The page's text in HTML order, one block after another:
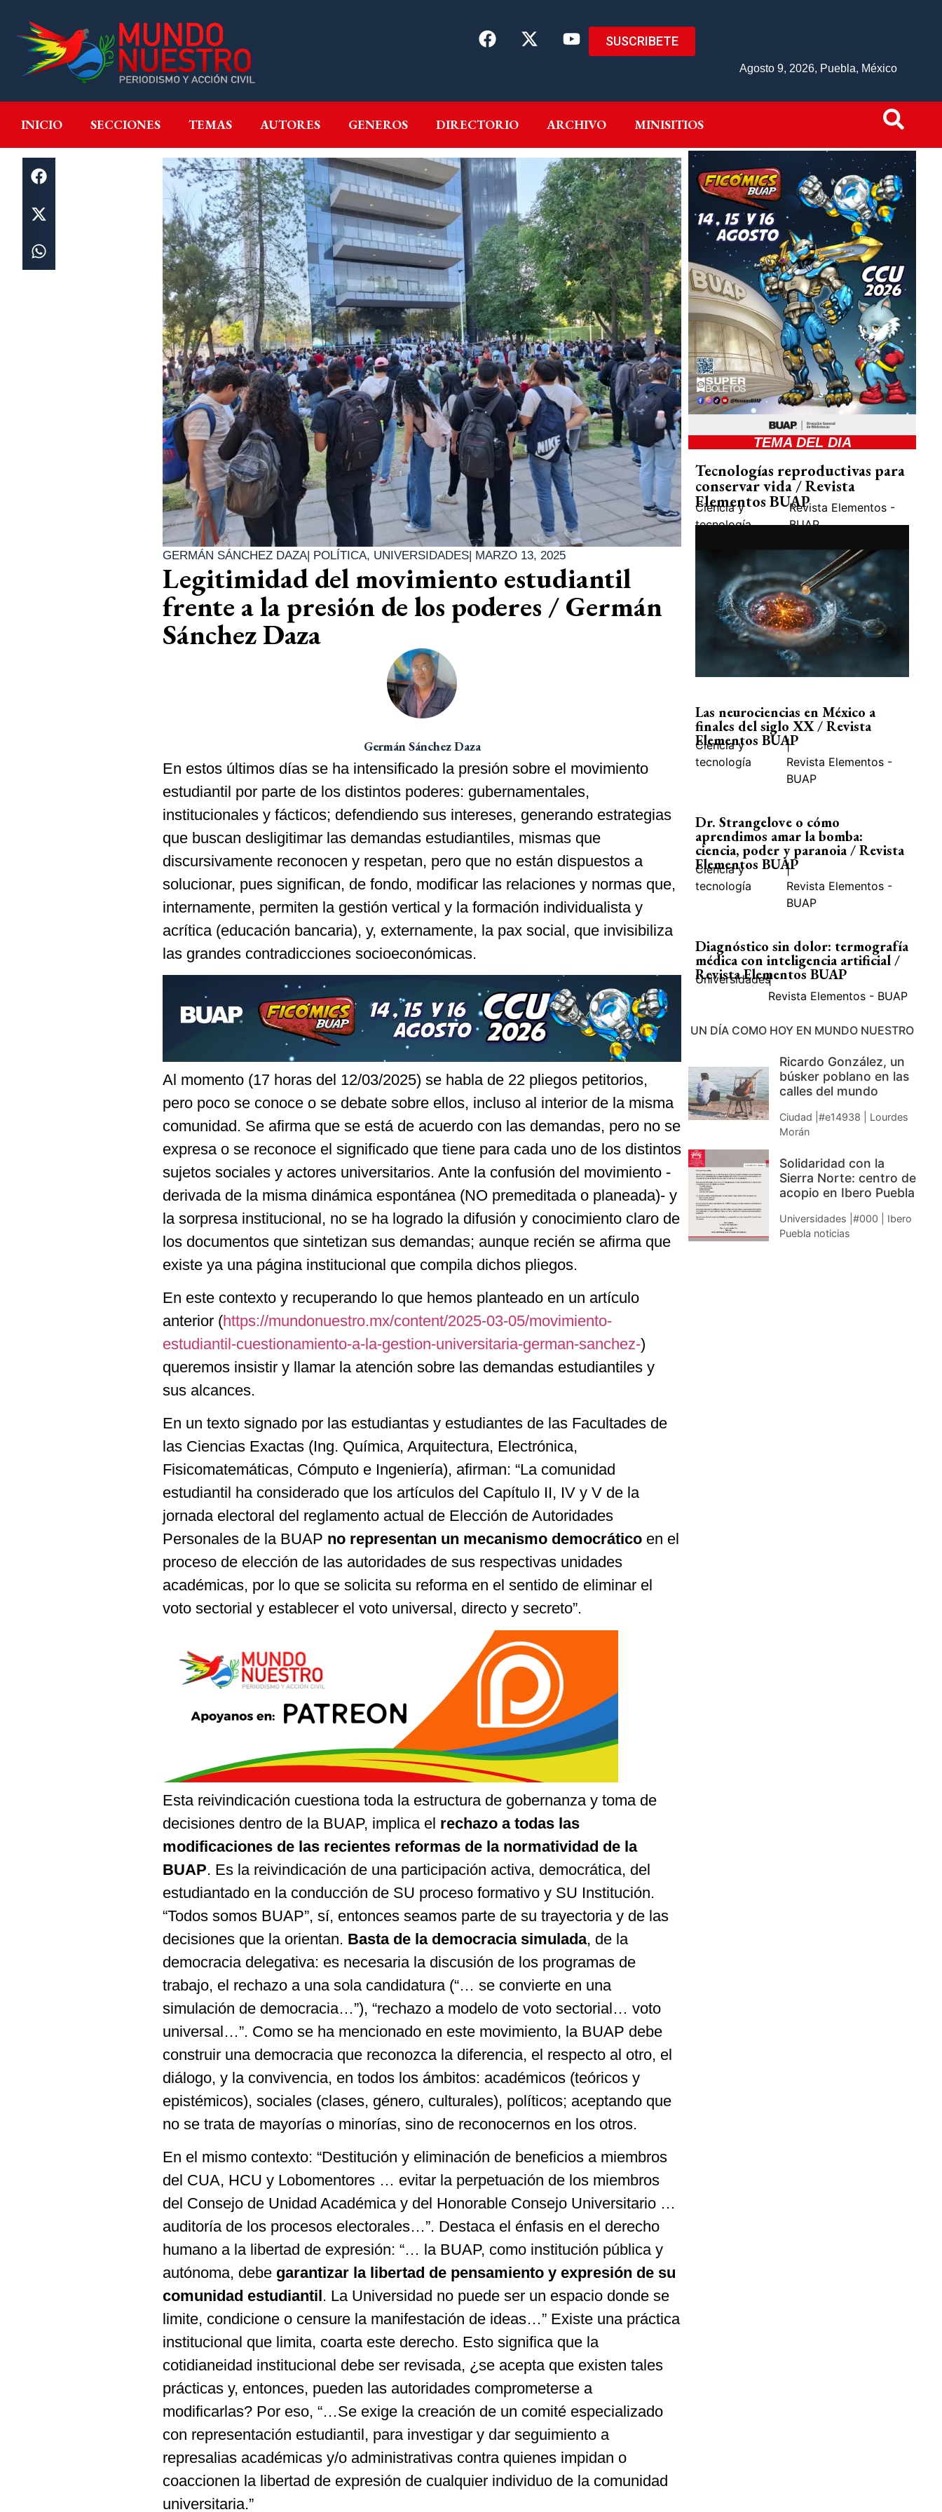
SUSCRIBETE
Agosto 9, 2026, Puebla, México
INICIO SECCIONES TEMAS AUTORES GENEROS DIRECTORIO ARCHIVO MINISITIOS
INICIO SECCIONES GENEROS DIRECTORIO ARCHIVO MINISITIOS
GERMÁN SÁNCHEZ DAZA| POLÍTICA, UNIVERSIDADES| MARZO 13, 2025
Legitimidad del movimiento estudiantil
frente a la presión de los poderes / Germán
Sánchez Daza
Germán Sánchez Daza
En estos últimos días se ha intensificado la presión sobre el movimiento
estudiantil por parte de los distintos poderes: gubernamentales,
institucionales y fácticos; defendiendo sus intereses, generando estrategias
que buscan desligitimar las demandas estudiantiles, mismas que
discursivamente reconocen y respetan, pero que no están dispuestos a
solucionar, pues significan, de fondo, modificar las relaciones y normas que,
internamente, permiten la gestión vertical y la formación individualista y
acrítica (educación bancaria), y, externamente, la pax social, que invisibiliza
las grandes contradicciones socioeconómicas.
Al momento (17 horas del 12/03/2025) se habla de 22 pliegos petitorios,
pero poco se conoce o se debate sobre ellos, incluso al interior de la misma
comunidad. Se afirma que se está de acuerdo con las demandas, pero no se
expresa o se reconoce el significado que tiene para cada uno de los distintos
sujetos sociales y actores universitarios. Ante la confusión del movimiento -
derivada de la misma dinámica espontánea (NO premeditada o planeada)- y
la sorpresa institucional, no se ha logrado la difusión y conocimiento claro de
los documentos que sintetizan sus demandas; aunque recién se afirma que
existe ya una página institucional que compila dichos pliegos.
En este contexto y recuperando lo que hemos planteado en un artículo
anterior (https://mundonuestro.mx/content/2025-03-05/movimiento-
estudiantil-cuestionamiento-a-la-gestion-universitaria-german-sanchez-)
queremos insistir y llamar la atención sobre las demandas estudiantiles y
sus alcances.
En un texto signado por las estudiantas y estudiantes de las Facultades de
las Ciencias Exactas (Ing. Química, Arquitectura, Electrónica,
Fisicomatemáticas, Cómputo e Ingeniería), afirman: “La comunidad
estudiantil ha considerado que los artículos del Capítulo II, IV y V de la
jornada electoral del reglamento actual de Elección de Autoridades
Personales de la BUAP no representan un mecanismo democrático en el
proceso de elección de las autoridades de sus respectivas unidades
académicas, por lo que se solicita su reforma en el sentido de eliminar el
voto sectorial y establecer el voto universal, directo y secreto”.
Esta reivindicación cuestiona toda la estructura de gobernanza y toma de
decisiones dentro de la BUAP, implica el rechazo a todas las
modificaciones de las recientes reformas de la normatividad de la
BUAP. Es la reivindicación de una participación activa, democrática, del
estudiantado en la conducción de SU proceso formativo y SU Institución.
“Todos somos BUAP”, sí, entonces seamos parte de su trayectoria y de las
decisiones que la orientan. Basta de la democracia simulada, de la
democracia delegativa: es necesaria la discusión de los programas de
trabajo, el rechazo a una sola candidatura (“… se convierte en una
simulación de democracia…”), “rechazo a modelo de voto sectorial… voto
universal…”. Como se ha mencionado en este movimiento, la BUAP debe
construir una democracia que reconozca la diferencia, el respecto al otro, el
diálogo, y la convivencia, en todos los ámbitos: académicos (teóricos y
epistémicos), sociales (clases, género, culturales), políticos; aceptando que
no se trata de mayorías o minorías, sino de reconocernos en los otros.
En el mismo contexto: “Destitución y eliminación de beneficios a miembros
del CUA, HCU y Lobomentores … evitar la perpetuación de los miembros
del Consejo de Unidad Académica y del Honorable Consejo Universitario …
auditoría de los procesos electorales…”. Destaca el énfasis en el derecho
humano a la libertad de expresión: “… la BUAP, como institución pública y
autónoma, debe garantizar la libertad de pensamiento y expresión de su
comunidad estudiantil. La Universidad no puede ser un espacio donde se
limite, condicione o censure la manifestación de ideas…” Existe una práctica
institucional que limita, coarta este derecho. Esto significa que la
cotidianeidad institucional debe ser revisada, ¿se acepta que existen tales
prácticas y, entonces, pueden las autoridades comprometerse a
modificarlas? Por eso, “…Se exige la creación de un comité especializado
con representación estudiantil, para investigar y dar seguimiento a
represalias académicas y/o administrativas contra quienes impidan o
coaccionen la libertad de expresión de cualquier individuo de la comunidad
universitaria.”
TEMA DEL DIA
Tecnologías reproductivas para
conservar vida / Revista
Elementos BUAP
Ciencia y
tecnología
Revista Elementos -
BUAP
Las neurociencias en México a
finales del siglo XX / Revista
Elementos BUAP
Ciencia y
tecnología
|
Revista Elementos -
BUAP
Dr. Strangelove o cómo
aprendimos amar la bomba:
ciencia, poder y paranoia / Revista
Elementos BUAP
Ciencia y
tecnología
|
Revista Elementos -
BUAP
Diagnóstico sin dolor: termografía
médica con inteligencia artificial /
Revista Elementos BUAP
Universidades|
Revista Elementos - BUAP
UN DÍA COMO HOY EN MUNDO NUESTRO
Ricardo González, un
búsker poblano en las
calles del mundo
Ciudad |#e14938 | Lourdes
Morán
Solidaridad con la
Sierra Norte: centro de
acopio en Ibero Puebla
Universidades |#000 | Ibero
Puebla noticias